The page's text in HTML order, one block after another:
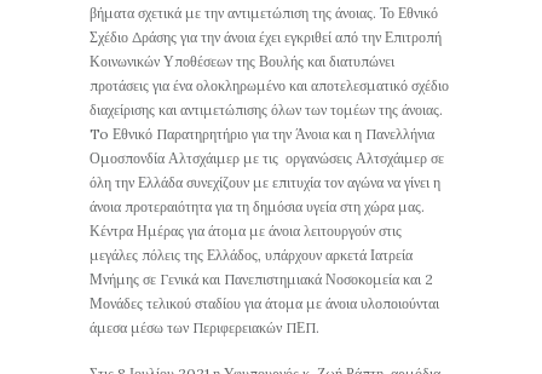
βήματα σχετικά με την αντιμετώπιση της άνοιας. Το Εθνικό
Σχέδιο Δράσης για την άνοια έχει εγκριθεί από την Επιτροπή
Κοινωνικών Υποθέσεων της Βουλής και διατυπώνει
προτάσεις για ένα ολοκληρωμένο και αποτελεσματικό σχέδιο
διαχείρισης και αντιμετώπισης όλων των τομέων της άνοιας.
To Εθνικό Παρατηρητήριο για την Άνοια και η Πανελλήνια
Ομοσπονδία Αλτσχάιμερ με τις οργανώσεις Αλτσχάιμερ σε
όλη την Ελλάδα συνεχίζουν με επιτυχία τον αγώνα να γίνει η
άνοια προτεραιότητα για τη δημόσια υγεία στη χώρα μας.
Κέντρα Ημέρας για άτομα με άνοια λειτουργούν στις
μεγάλες πόλεις της Ελλάδος, υπάρχουν αρκετά Ιατρεία
Μνήμης σε Γενικά και Πανεπιστημιακά Νοσοκομεία και 2
Μονάδες τελικού σταδίου για άτομα με άνοια υλοποιούνται
άμεσα μέσω των Περιφερειακών ΠΕΠ.